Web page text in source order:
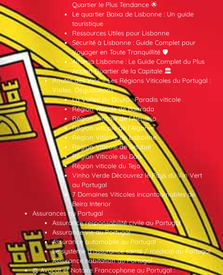
Quartier le Plus Tendance 🌟
Le quartier Baixa de Lisbonne : Un guide
touristique
Ressources Utiles pour Lisbonne
Sécurité à Lisbonne : Guide Complet pour
Voyager en Toute Tranquillité 🛡️
Alfama Lisbonne : Le Guide Complet du Plus
Ancien Quartier de la Capitale 🏛️
Routes des Vins – Les Régions Viticoles du Portugal :
Visites, Dégustations
La Vallée du Douro : Paradis viticole
Région viticole de Bairrada
Région Viticole de l’Alentejo
Région viticole de l’Algarve
Région Viticole de Lisbonne
Région Viticole de Setúbal
Région Viticole du Dão
Région viticole du Tejo
Vinho Verde Découvrez le Pays du Vin Vert
au Portugal
7 Domaines Viticoles Incontournables de
Beira Interior
Assurances au Portugal
Assurance responsabilité civile au Portugal
Assurance vie au Portugal
Assurance automobile au Portugal
Le système d’assurance santé / médical au Portugal
Assurance habitation au Portugal
⚖️ Avocat et Notaire Francophone au Portugal :